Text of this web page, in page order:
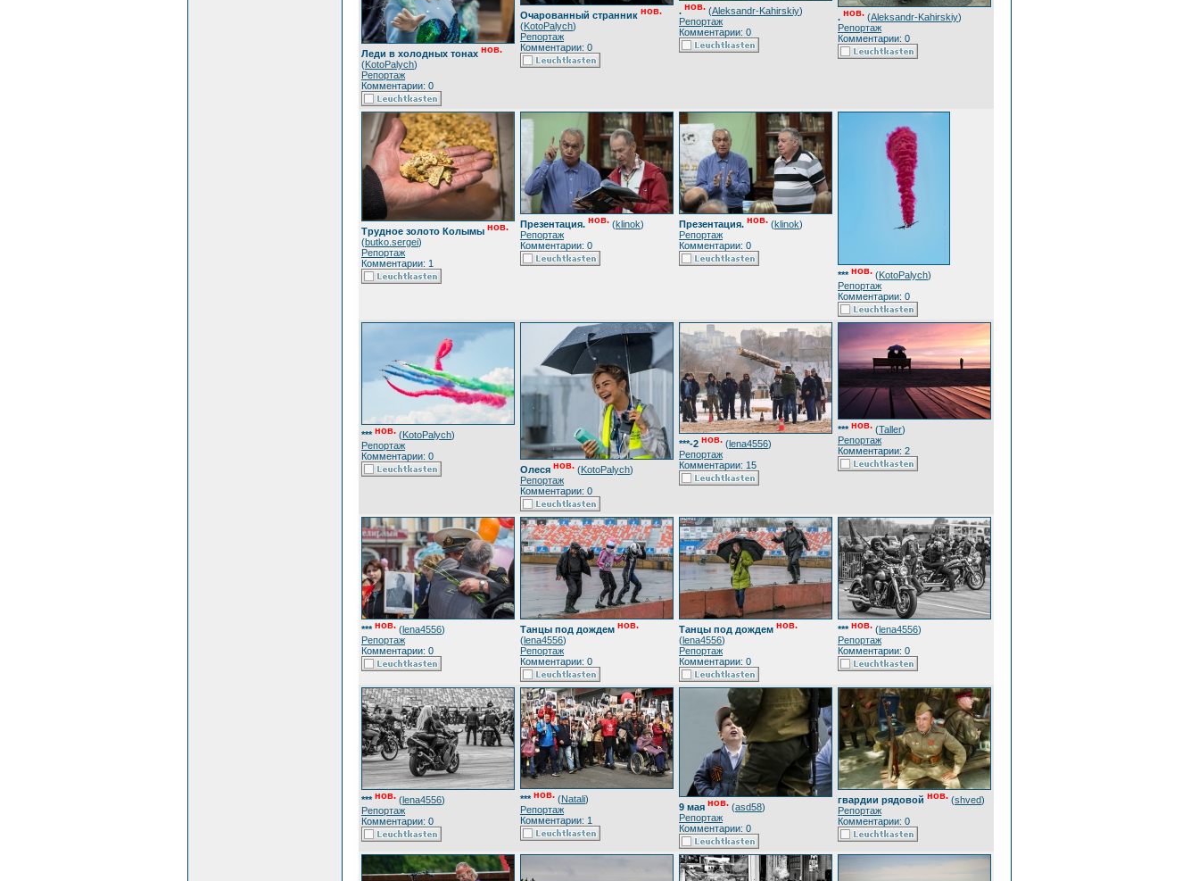
Леди в холодных тонах нов.
(KotoPalych)
Репортаж
Комментарии: 0
Очарованный странник нов.
(KotoPalych)
Репортаж
Комментарии: 0
. нов. (Aleksandr-Kahirskiy)
Репортаж
Комментарии: 0
. нов. (Aleksandr-Kahirskiy)
Репортаж
Комментарии: 0
Трудное золото Колымы нов.
(butko.sergei)
Репортаж
Комментарии: 1
Презентация. нов. (klinok)
Репортаж
Комментарии: 0
Презентация. нов. (klinok)
Репортаж
Комментарии: 0
*** нов. (KotoPalych)
Репортаж
Комментарии: 0
*** нов. (KotoPalych)
Репортаж
Комментарии: 0
Олеся нов. (KotoPalych)
Репортаж
Комментарии: 0
***-2 нов. (lena4556)
Репортаж
Комментарии: 15
*** нов. (Taller)
Репортаж
Комментарии: 2
*** нов. (lena4556)
Репортаж
Комментарии: 0
Танцы под дождем нов.
(lena4556)
Репортаж
Комментарии: 0
Танцы под дождем нов.
(lena4556)
Репортаж
Комментарии: 0
*** нов. (lena4556)
Репортаж
Комментарии: 0
*** нов. (lena4556)
Репортаж
Комментарии: 0
*** нов. (Natali)
Репортаж
Комментарии: 1
9 мая нов. (asd58)
Репортаж
Комментарии: 0
гвардии рядовой нов. (shved)
Репортаж
Комментарии: 0